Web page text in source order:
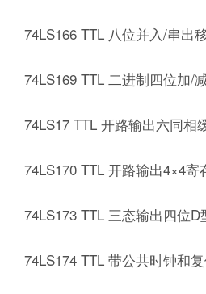
74LS166 TTL 八位并入/串出
74LS169 TTL 二进制四位加/
74LS17 TTL 开路输出六同相
74LS170 TTL 开路输出4×4寄
74LS173 TTL 三态输出四位D
74LS174 TTL 带公共时钟和